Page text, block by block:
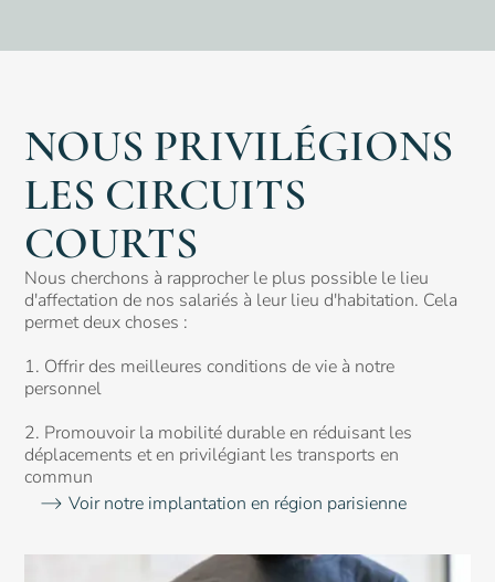
NOUS PRIVILÉGIONS
LES CIRCUITS
COURTS
Nous cherchons à rapprocher le plus possible le lieu
d'affectation de nos salariés à leur lieu d'habitation. Cela
permet deux choses :
1. Offrir des meilleures conditions de vie à notre
personnel
2. Promouvoir la mobilité durable en réduisant les
déplacements et en privilégiant les transports en
commun
Voir notre implantation en région parisienne